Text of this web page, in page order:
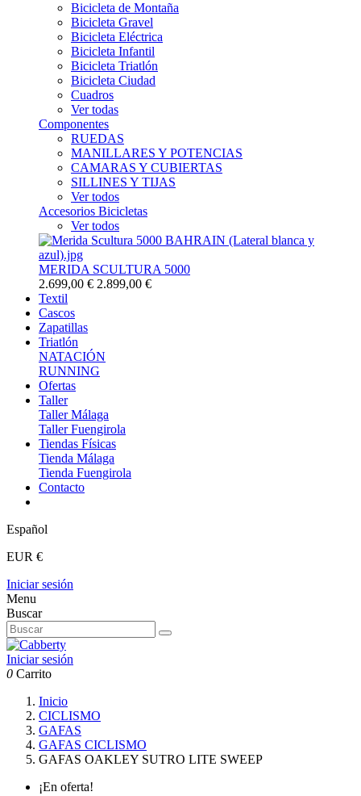
Bicicleta de Montaña
Bicicleta Gravel
Bicicleta Eléctrica
Bicicleta Infantil
Bicicleta Triatlón
Bicicleta Ciudad
Cuadros
Ver todas
Componentes
RUEDAS
MANILLARES Y POTENCIAS
CAMARAS Y CUBIERTAS
SILLINES Y TIJAS
Ver todos
Accesorios Bicicletas
Ver todos
MERIDA SCULTURA 5000
2.699,00 € 2.899,00 €
Textil
Cascos
Zapatillas
Triatlón
NATACIÓN
RUNNING
Ofertas
Taller
Taller Málaga
Taller Fuengirola
Tiendas Físicas
Tienda Málaga
Tienda Fuengirola
Contacto
Español
EUR €
Iniciar sesión
Menu
Buscar
Iniciar sesión
0 Carrito
Inicio
CICLISMO
GAFAS
GAFAS CICLISMO
GAFAS OAKLEY SUTRO LITE SWEEP
¡En oferta!